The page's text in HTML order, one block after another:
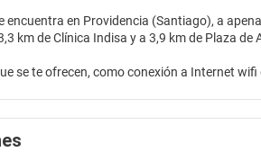
encuentra en Providencia (Santiago), a
km de Clínica Indisa y a 3,9 km de Plaza de
se te ofrecen, como conexión a Internet
de canales por cable. El cuarto de baño
de limpieza disponible todos los días.